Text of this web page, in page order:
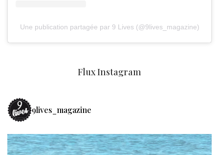
Une publication partagée par 9 Lives (@9lives_magazine)
Flux Instagram
9lives_magazine